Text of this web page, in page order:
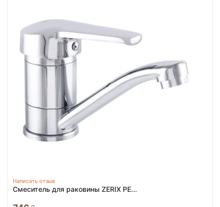
Написать отзыв
Смеситель для раковины ZERIX PE...